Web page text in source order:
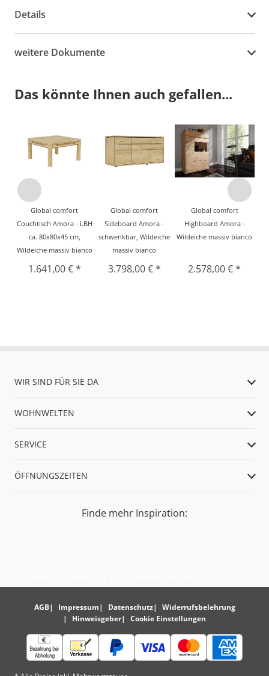
Details
weitere Dokumente
Das könnte Ihnen auch gefallen...
Global comfort
Couchtisch Amora - LBH
ca. 80x80x45 cm,
Wildeiche massiv bianco
1.641,00 € *
Global comfort
Sideboard Amora -
schwenkbar, Wildeiche
massiv bianco
3.798,00 € *
Global comfort
Highboard Amora -
Wildeiche massiv bianco
2.578,00 € *
WIR SIND FÜR SIE DA
WOHNWELTEN
SERVICE
ÖFFNUNGSZEITEN
Finde mehr Inspiration:
AGB Impressum Datenschutz
Widerrufsbelehrung
Hinweisgeber
Cookie Einstellungen